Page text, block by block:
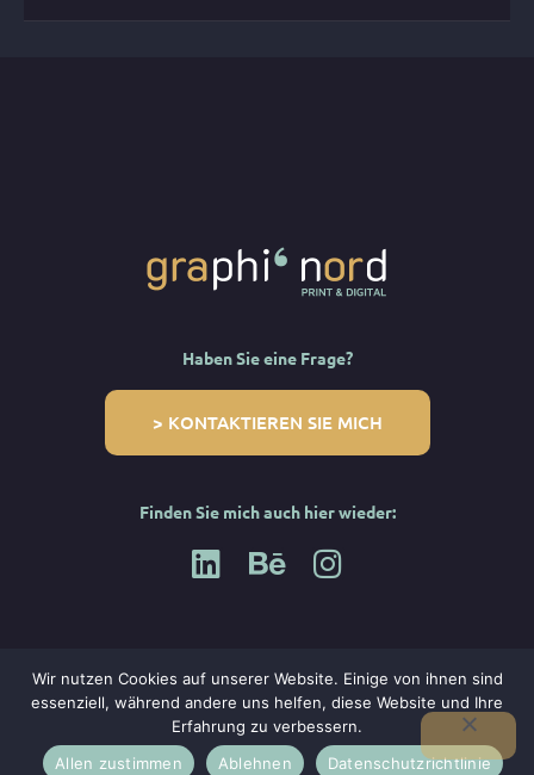
Haben Sie eine Frage?
> KONTAKTIEREN SIE MICH
Finden Sie mich auch hier wieder:
© 2023 Stephanie Cordier. Alle Rechte vorbehalten.Rechtlicher
Hinweis.
Wir nutzen Cookies auf unserer Website. Einige von ihnen sind
essenziell, während andere uns helfen, diese Website und Ihre
Erfahrung zu verbessern.
Allen zustimmen
Ablehnen Datenschutzrichtlinie